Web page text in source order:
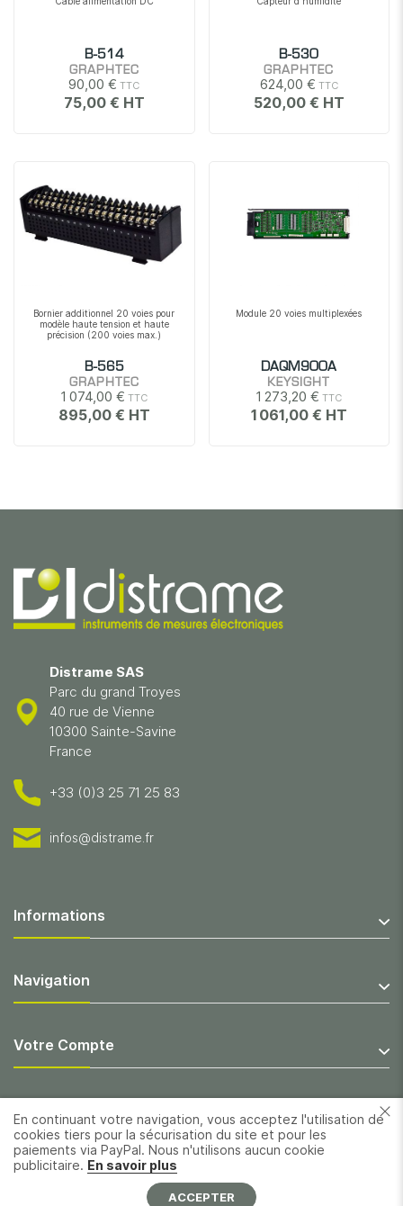
En continuant votre navigation, vous acceptez l'utilisation de
cookies tiers pour la sécurisation du site et pour les
paiements via PayPal. Nous n'utilisons aucun cookie
publicitaire. En savoir plus
ACCEPTER
B-514
GRAPHTEC
90,00 €
75,00 €
B-530
GRAPHTEC
624,00 €
520,00 €
Bornier additionnel 20 voies pour
modèle haute tension et haute
précision (200 voies max.)
B-565
GRAPHTEC
1 074,00 €
895,00 €
Module 20 voies multiplexées
DAQM900A
KEYSIGHT
1 273,20 €
1 061,00 €
Distrame SAS
Parc du grand Troyes
40 rue de Vienne
10300 Sainte-Savine
France
+33 (0)3 25 71 25 83
infos@distrame.fr
Informations
Navigation
Votre Compte